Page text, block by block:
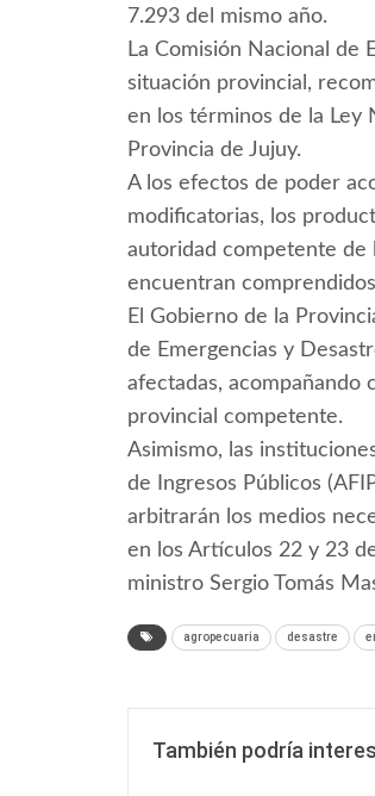
7.293 del mismo año.
La Comisión Nacional de
situación provincial,
en los términos de la Ley
Provincia de Jujuy.
A los efectos de poder
modificatorias, los
autoridad competente de
encuentran
El Gobierno de la
de Emergencias y
afectadas,
provincial competente.
Asimismo, las
de Ingresos Públicos
arbitrarán los medios
en los Artículos 22 y 23
ministro Sergio Tomás
agropecuaria desastre
También podría